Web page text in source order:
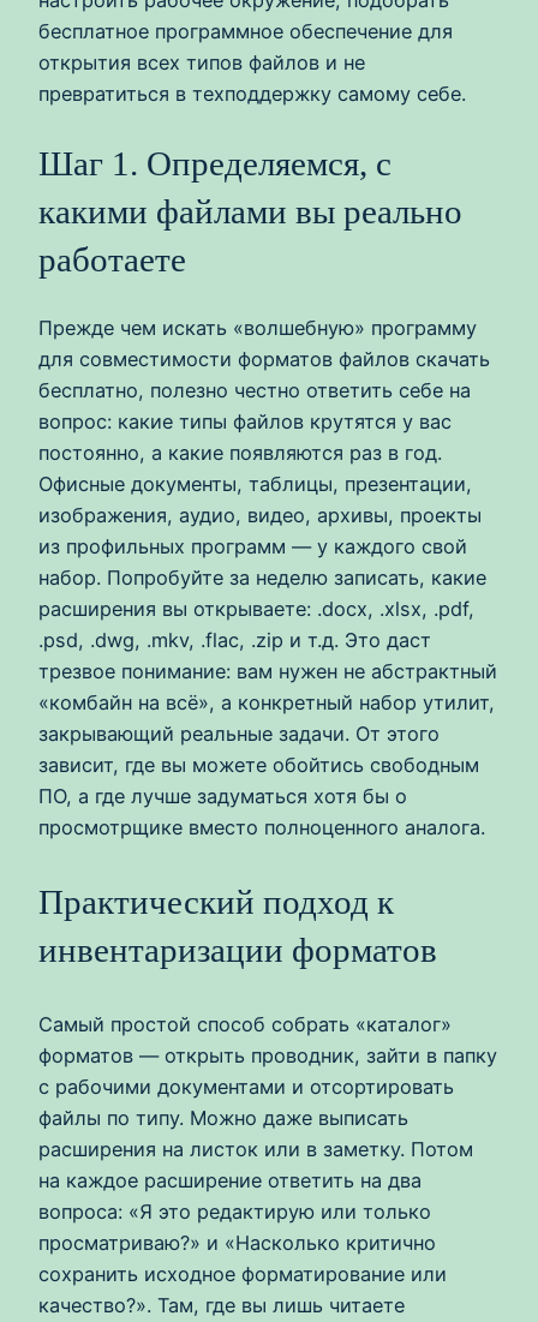
бесплатное программное обеспечение для
открытия всех типов файлов и не
превратиться в техподдержку самому себе.
Шаг 1. Определяемся, с
какими файлами вы реально
работаете
Прежде чем искать «волшебную» программу
для совместимости форматов файлов скачать
бесплатно, полезно честно ответить себе на
вопрос: какие типы файлов крутятся у вас
постоянно, а какие появляются раз в год.
Офисные документы, таблицы, презентации,
изображения, аудио, видео, архивы, проекты
из профильных программ — у каждого свой
набор. Попробуйте за неделю записать, какие
расширения вы открываете: .docx, .xlsx, .pdf,
.psd, .dwg, .mkv, .flac, .zip и т.д. Это даст
трезвое понимание: вам нужен не абстрактный
«комбайн на всё», а конкретный набор утилит,
закрывающий реальные задачи. От этого
зависит, где вы можете обойтись свободным
ПО, а где лучше задуматься хотя бы о
просмотрщике вместо полноценного аналога.
Практический подход к
инвентаризации форматов
Самый простой способ собрать «каталог»
форматов — открыть проводник, зайти в папку
с рабочими документами и отсортировать
файлы по типу. Можно даже выписать
расширения на листок или в заметку. Потом
на каждое расширение ответить на два
вопроса: «Я это редактирую или только
просматриваю?» и «Насколько критично
сохранить исходное форматирование или
качество?». Там, где вы лишь читаете